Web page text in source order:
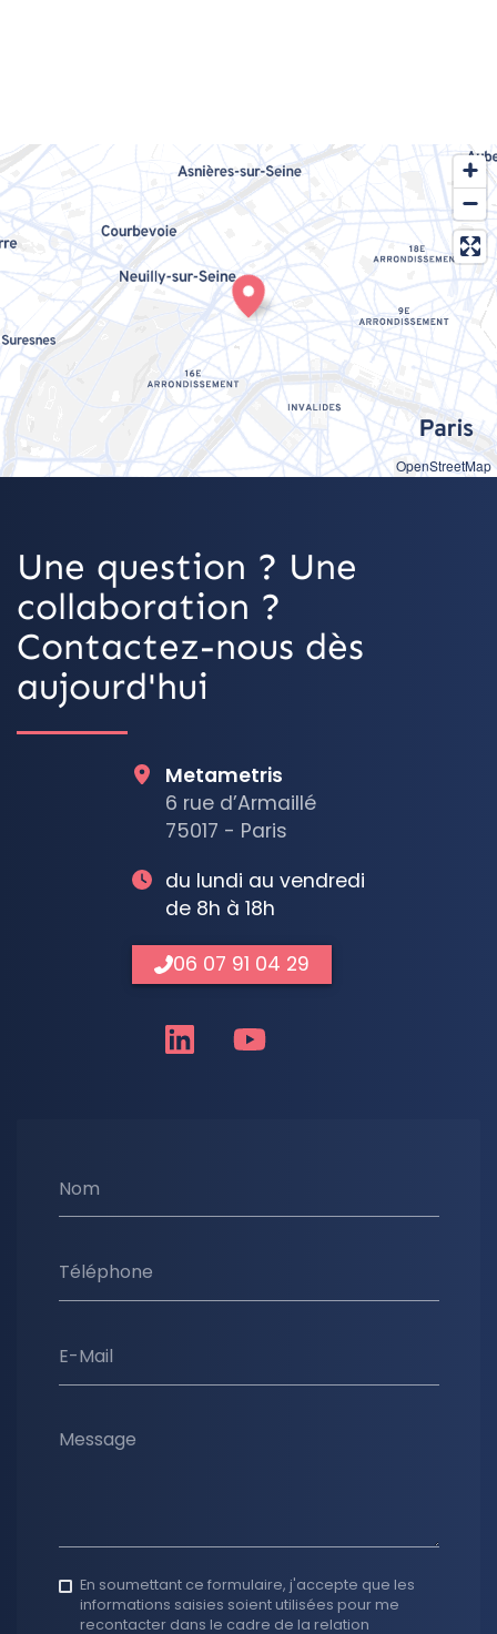
OpenStreetMap
Une question ? Une
collaboration ?
Contactez-nous dès
aujourd'hui
Nom
Téléphone
E-Mail
Message
En soumettant ce formulaire, j'accepte que les
informations saisies soient utilisées pour me
recontacter dans le cadre de la relation
Metametris
6 rue d’Armaillé
75017 - Paris
du lundi au vendredi
de 8h à 18h
06 07 91 04 29